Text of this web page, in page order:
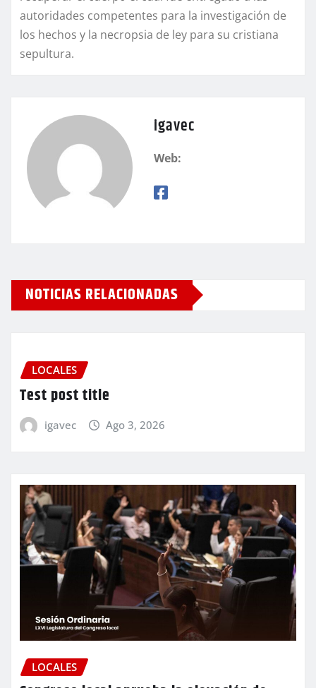
autoridades competentes para la investigación de
los hechos y la necropsia de ley para su cristiana
sepultura.
igavec
Web:
NOTICIAS RELACIONADAS
LOCALES
Test post title
igavec Ago 3, 2026
LOCALES